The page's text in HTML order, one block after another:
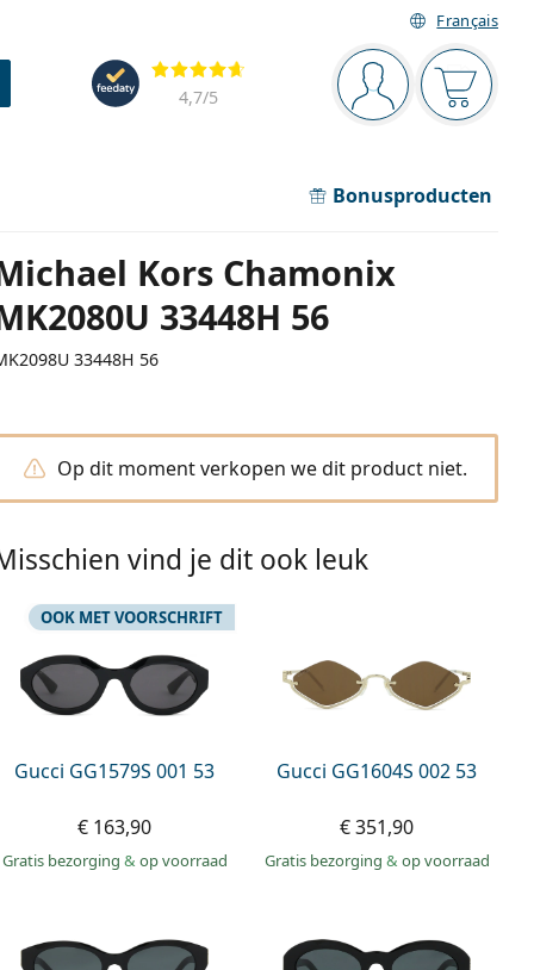
Français
Navigatie
Je bent ingelogd
Jouw
Beoordelingen
4,7/5
Bonusproducten
Kors Chamonix
33448H 56
33448H 56
Op dit moment verkopen we dit product niet.
vind je dit ook leuk
Gucci GG1579S 001 53
OOK MET VOORSCHRIFT
€ 163,90
Gratis bezorging & op voorraad
Gucci GG1604S 002 53
€ 351,90
Gratis bezorging & op voorraad